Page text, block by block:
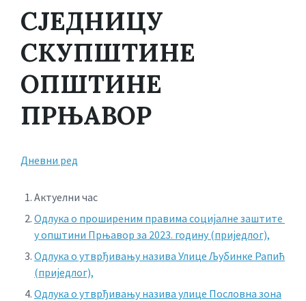
СЈЕДНИЦУ
СКУПШТИНЕ
ОПШТИНЕ
ПРЊАВОР
Дневни ред
Актуелни час
Одлука о проширеним правима социјалне заштите
у општини Прњавор за 2023. годину (приједлог),
Одлука о утврђивању назива Улице Љубинке Рапић
(приједлог),
Одлука о утврђивању назива улице Пословна зона